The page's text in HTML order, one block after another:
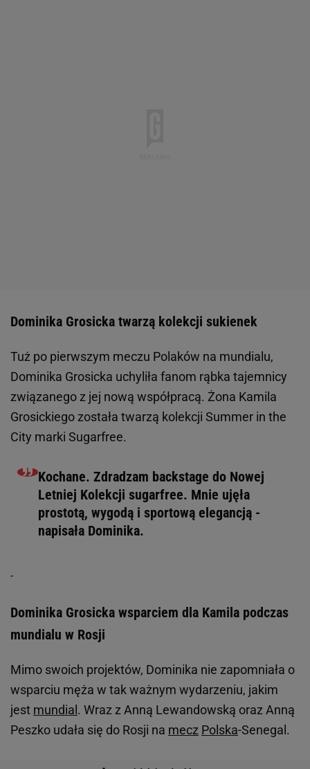
Dominika Grosicka twarzą kolekcji sukienek
Tuż po pierwszym meczu Polaków na mundialu,
Dominika Grosicka uchyliła fanom rąbka tajemnicy
związanego z jej nową współpracą. Żona Kamila
Grosickiego została twarzą kolekcji Summer in the
City marki Sugarfree.
Kochane. Zdradzam backstage do Nowej
Letniej Kolekcji sugarfree. Mnie ujęła
prostotą, wygodą i sportową elegancją -
napisała Dominika.
Dominika Grosicka wsparciem dla Kamila podczas
mundialu w Rosji
Mimo swoich projektów, Dominika nie zapomniała o
wsparciu męża w tak ważnym wydarzeniu, jakim
jest mundial . Wraz z Anną Lewandowską oraz Anną
Peszko udała się do Rosji na mecz Polska-Senegal.